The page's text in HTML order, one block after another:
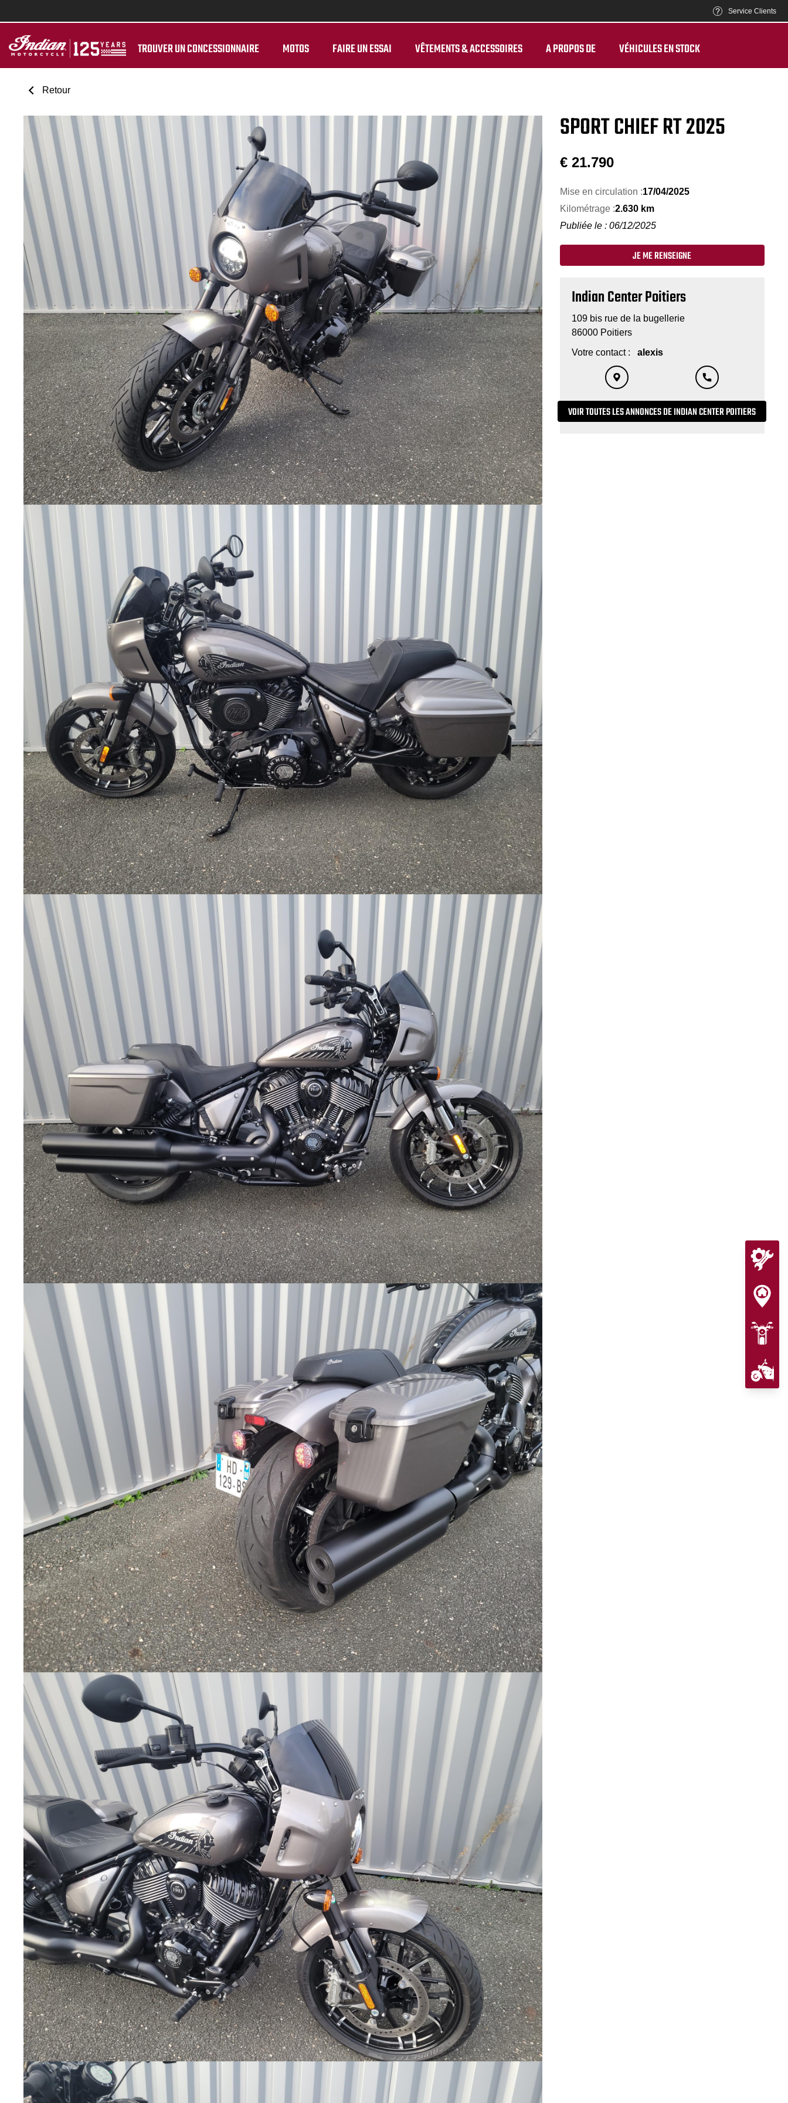
Service Clients
TROUVER UN CONCESSIONNAIRE MOTOS FAIRE UN ESSAI VÊTEMENTS & ACCESSOIRES A PROPOS DE VÉHICULES EN STOCK
Retour
SPORT CHIEF RT 2025
€ 21.790
Mise en circulation :17/04/2025
Kilométrage :2.630 km
Publiée le : 06/12/2025
JE ME RENSEIGNE
Indian Center Poitiers
109 bis rue de la bugellerie
86000 Poitiers
Votre contact :
alexis
VOIR TOUTES LES ANNONCES DE INDIAN CENTER POITIERS